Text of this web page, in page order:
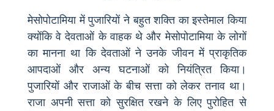
मेसोपोटामिया में पुजारियों ने बहुत शक्ति का इस्तेमाल किया
क्योंकि वे देवताओं के वाहक थे और मेसोपोटामिया के लोगों
का मानना था कि देवताओं ने उनके जीवन में प्राकृतिक
आपदाओं और अन्य घटनाओं को नियंत्रित किया।
पुजारियों और राजाओं के बीच सत्ता को लेकर तनाव था।
राजा अपनी सत्ता को सुरक्षित रखने के लिए पुरोहित से